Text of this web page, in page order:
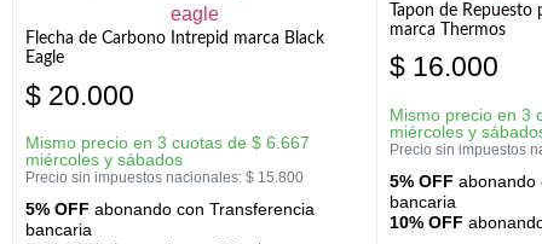
Flecha de Carbono Intrepid marca Black
Eagle
$ 20.000
Mismo precio en 3 cuotas de $ 6.667
miércoles y sábados
Precio sin impuestos nacionales: $ 15.800
5% OFF abonando con Transferencia
bancaria
Tapon de Repuesto
marca Thermos
$ 16.000
Mismo precio en 3
miércoles y
Precio sin impuestos
5% OFF abonando
bancaria
10% OFF